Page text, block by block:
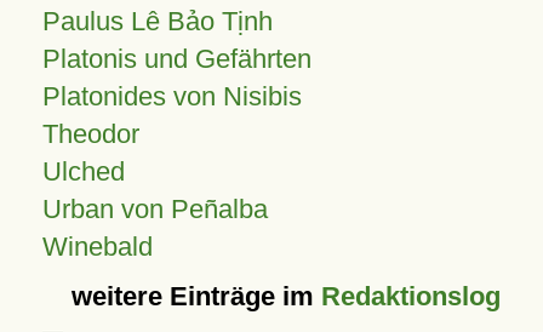
Paulus Lê Bảo Tịnh
Platonis und Gefährten
Platonides von Nisibis
Theodor
Ulched
Urban von Peñalba
Winebald
weitere Einträge im Redaktionslog